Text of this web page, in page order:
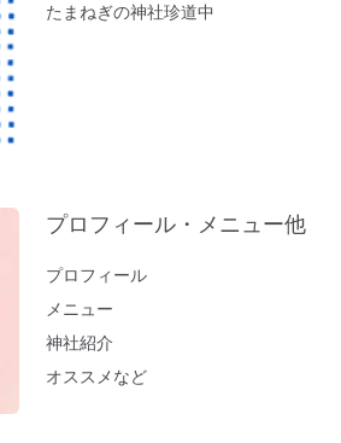
にオススメ「オルゴール療法
間の使い方』～実家の断捨離
離（食器棚編）
リング（浄化）～山形・秋田の
・。地球も波動上昇中♪
離（冷蔵庫編）
方～足裏トントン
のは「無難な人生」
たまねぎの神社珍道中
プロフィール・メニュー他
プロフィール
メニュー
神社紹介
オススメなど